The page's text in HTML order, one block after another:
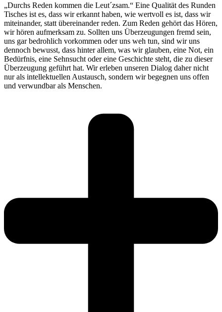
„Durchs Reden kommen die Leut´zsam.“ Eine Qualität des Runden
Tisches ist es, dass wir erkannt haben, wie wertvoll es ist, dass wir
miteinander, statt übereinander reden. Zum Reden gehört das Hören,
wir hören aufmerksam zu. Sollten uns Überzeugungen fremd sein,
uns gar bedrohlich vorkommen oder uns weh tun, sind wir uns
dennoch bewusst, dass hinter allem, was wir glauben, eine Not, ein
Bedürfnis, eine Sehnsucht oder eine Geschichte steht, die zu dieser
Überzeugung geführt hat. Wir erleben unseren Dialog daher nicht
nur als intellektuellen Austausch, sondern wir begegnen uns offen
und verwundbar als Menschen.